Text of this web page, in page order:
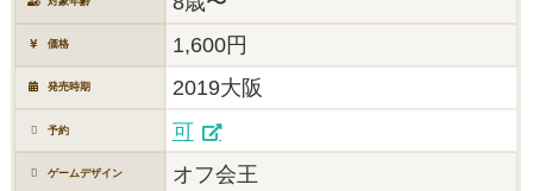
価格 1,600円
発売時期 2019大阪
予約 可
ゲームデザイン オフ会王